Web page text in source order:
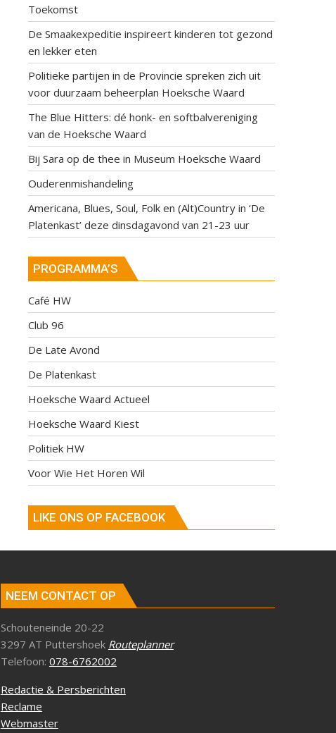
Toekomst
De Smaakexpeditie inspireert kinderen tot gezond
en lekker eten
Politieke partijen in de Provincie spreken zich uit
voor duurzaam beheerplan Hoeksche Waard
The Blue Hitters: dé honk- en softbalvereniging
van de Hoeksche Waard
Bij Sara op de thee in Museum Hoeksche Waard
Ouderenmishandeling
Americana, Blues, Soul, Folk en (Alt)Country in ‘De
Platenkast’ deze dinsdagavond van 21-23 uur
PROGRAMMA’S
Café HW
Club 96
De Late Avond
De Platenkast
Hoeksche Waard Actueel
Hoeksche Waard Kiest
Politiek HW
Voor Wie Het Horen Wil
LIKE ONS OP FACEBOOK
NEEM CONTACT OP
Schouteneinde 20-22
3297 AT Puttershoek Routeplanner
Telefoon: 078-6762002
Redactie & Persberichten
Reclame
Webmaster